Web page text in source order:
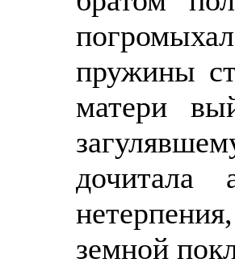
пружины
матери
дочитала
земной